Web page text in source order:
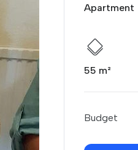
Apartment
55 m²
Budget